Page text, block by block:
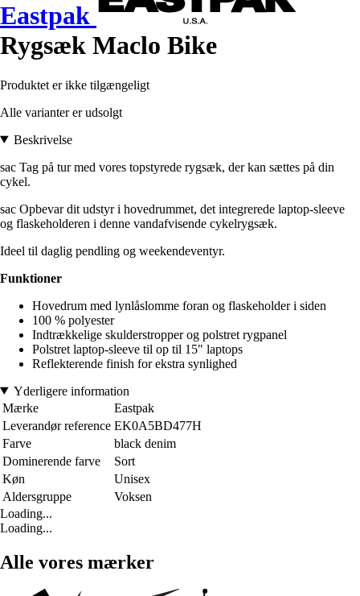
Eastpak
Rygsæk Maclo Bike
Produktet er ikke tilgængeligt
Alle varianter er udsolgt
Beskrivelse
sac Tag på tur med vores topstyrede rygsæk, der kan sættes på din
cykel.
sac Opbevar dit udstyr i hovedrummet, det integrerede laptop-sleeve
og flaskeholderen i denne vandafvisende cykelrygsæk.
Ideel til daglig pendling og weekendeventyr.
Funktioner
Hovedrum med lynlåslomme foran og flaskeholder i siden
100 % polyester
Indtrækkelige skulderstropper og polstret rygpanel
Polstret laptop-sleeve til op til 15" laptops
Reflekterende finish for ekstra synlighed
Yderligere information
Mærke
Eastpak
Leverandør reference EK0A5BD477H
Farve
black denim
Dominerende farve
Sort
Køn
Unisex
Aldersgruppe
Voksen
Loading...
Loading...
Alle vores mærker